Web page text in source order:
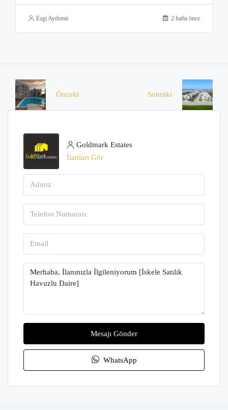
Ezgi Aydemir 2 hafta önce
Önceki Sonraki
Goldmark Estates
İlanları Gör
Mesajı Gönder
WhatsApp